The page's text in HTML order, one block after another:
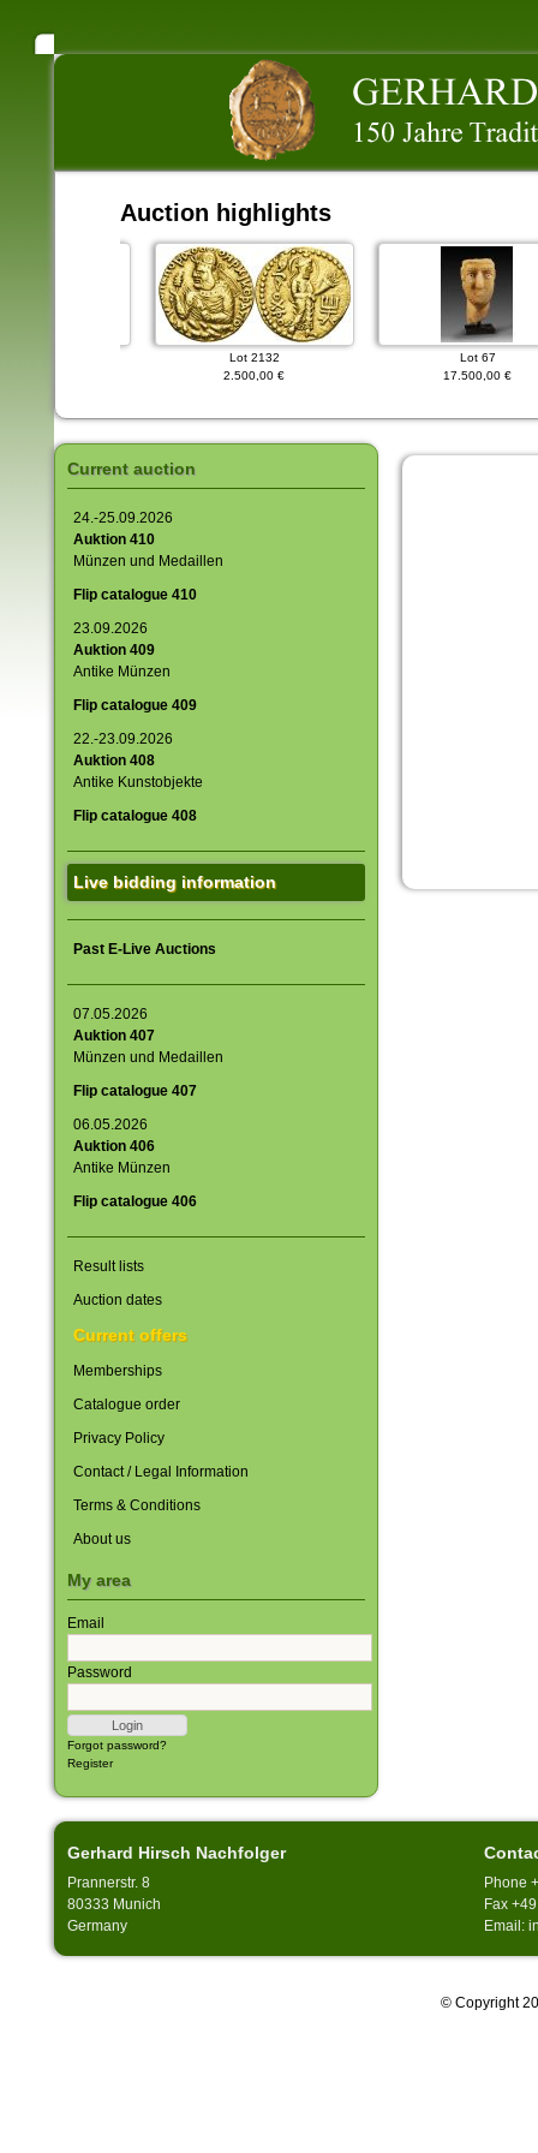
Auction highlights
Lot 2132
2.500,00 €
Lot 67
17.500,00 €
Current auction
24.-25.09.2026
Auktion 410
Münzen und Medaillen
Flip catalogue 410
23.09.2026
Auktion 409
Antike Münzen
Flip catalogue 409
22.-23.09.2026
Auktion 408
Antike Kunstobjekte
Flip catalogue 408
Live bidding information
Past E-Live Auctions
07.05.2026
Auktion 407
Münzen und Medaillen
Flip catalogue 407
06.05.2026
Auktion 406
Antike Münzen
Flip catalogue 406
Result lists
Auction dates
Current offers
Memberships
Catalogue order
Privacy Policy
Contact / Legal Information
Terms & Conditions
About us
My area
Email
Password
Forgot password?
Register
Gerhard Hirsch Nachfolger
Prannerstr. 8
80333 Munich
Germany
Phone
Fax
Email:
© Copyright